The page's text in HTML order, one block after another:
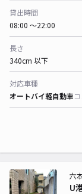
貸出時間
08:00 〜22:00
長さ
340cm 以下
対応車種
オートバイ軽自動車
U
六